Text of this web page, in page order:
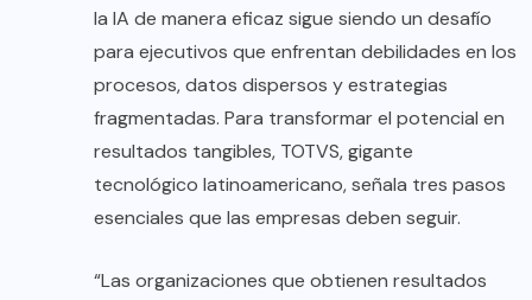
la IA de manera eficaz sigue siendo un desafío
para ejecutivos que enfrentan debilidades en los
procesos, datos dispersos y estrategias
fragmentadas. Para transformar el potencial en
resultados tangibles, TOTVS, gigante
tecnológico latinoamericano, señala tres pasos
esenciales que las empresas deben seguir.
“Las organizaciones que obtienen resultados